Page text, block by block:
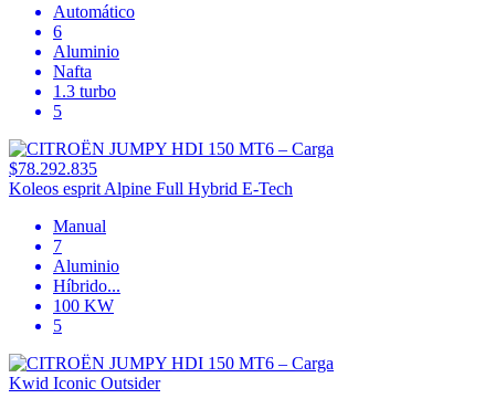
Automático
6
Aluminio
Nafta
1.3 turbo
5
$78.292.835
Koleos esprit Alpine Full Hybrid E-Tech
Manual
7
Aluminio
Híbrido...
100 KW
5
Kwid Iconic Outsider